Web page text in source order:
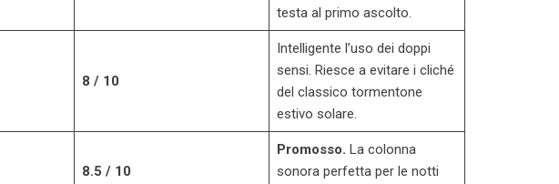
testa al primo ascolto.
8 / 10
Intelligente l’uso dei doppi
sensi. Riesce a evitare i cliché
del classico tormentone
estivo solare.
8.5 / 10
Promosso. La colonna
sonora perfetta per le notti